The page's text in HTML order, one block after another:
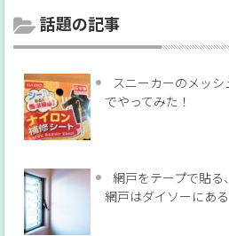
話題の記事
スニーカーのメッ
でやってみた！
網戸をテープで貼る
網戸はダイソーにある